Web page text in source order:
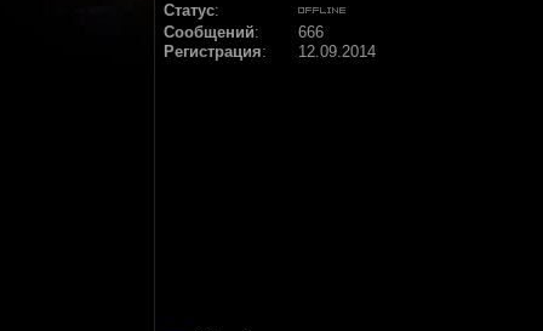
Статус:
Сообщений:
666
Регистрация: 12.09.2014